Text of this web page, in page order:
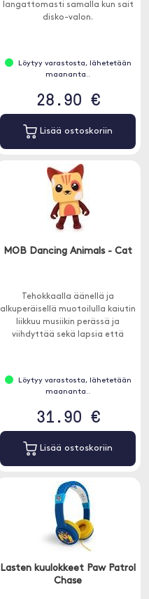
langattomasti samalla kun sait
disko-valon.
Löytyy varastosta, lähetetään
maananta..
28.90 €
Lisää ostoskoriin
MOB Dancing Animals - Cat
Tehokkaalla äänellä ja
alkuperäisellä muotoilulla kaiutin
liikkuu musiikin perässä ja
viihdyttää sekä lapsia että
Löytyy varastosta, lähetetään
maananta..
31.90 €
Lisää ostoskoriin
Lasten kuulokkeet Paw Patrol
Chase